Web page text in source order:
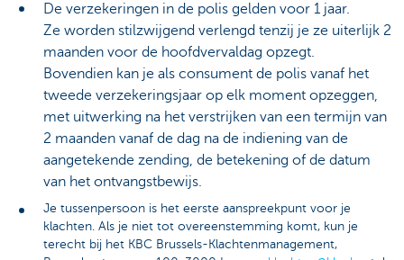
De verzekeringen in de polis gelden voor 1 jaar.
Ze worden stilzwijgend verlengd tenzij je ze uiterlijk 2
maanden voor de hoofdvervaldag opzegt.
Bovendien kan je als consument de polis vanaf het
tweede verzekeringsjaar op elk moment opzeggen,
met uitwerking na het verstrijken van een termijn van
2 maanden vanaf de dag na de indiening van de
aangetekende zending, de betekening of de datum
van het ontvangstbewijs.
Je tussenpersoon is het eerste aanspreekpunt voor je
klachten. Als je niet tot overeenstemming komt, kun je
terecht bij het KBC Brussels-Klachtenmanagement,